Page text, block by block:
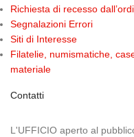
Richiesta di recesso
Segnalazioni Errori
Siti di Interesse
Filatelie, numismatiche,
materiale
Contatti
L'UFFICIO aperto al